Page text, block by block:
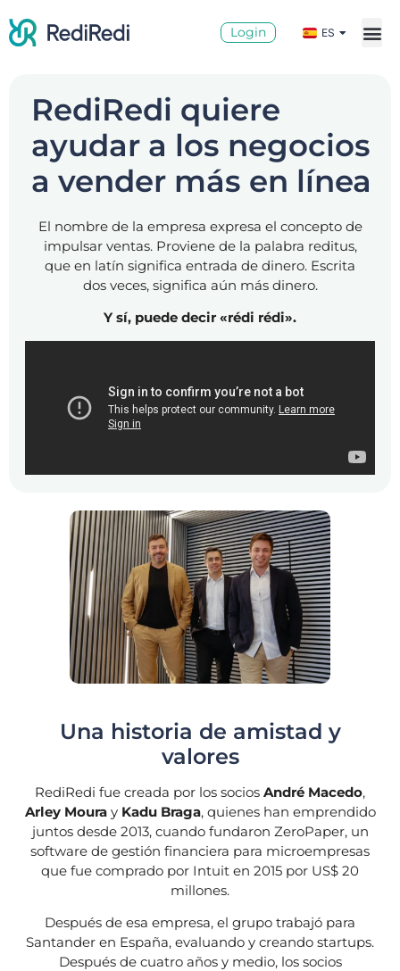
Login ES
GLOBAL
RediRedi quiere
ayudar a los negocios
a vender más en línea
El nombre de la empresa expresa el concepto de
impulsar ventas. Proviene de la palabra reditus,
que en latín significa entrada de dinero. Escrita
dos veces, significa aún más dinero.
Y sí, puede decir «rédi rédi».
Una historia de amistad y
valores
RediRedi fue creada por los socios André Macedo,
Arley Mouray Kadu Braga, quienes han emprendido
juntos desde 2013, cuando fundaron ZeroPaper, un
software de gestión financiera para microempresas
que fue comprado por Intuit en 2015 por US$ 20
millones.
Después de esa empresa, el grupo trabajó para
Santander en España, evaluando y creando startups.
Después de cuatro años y medio, los socios